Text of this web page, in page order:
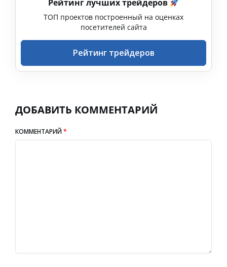
Рейтинг лучших трейдеров
ТОП проектов построенный на оценках
посетителей сайта
Рейтинг трейдеров
ДОБАВИТЬ КОММЕНТАРИЙ
КОММЕНТАРИЙ*